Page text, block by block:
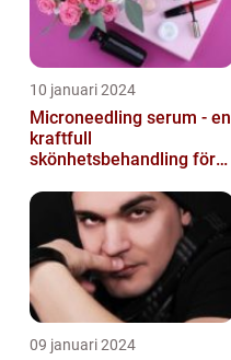
10 januari 2024
Microneedling serum - en
kraftfull
skönhetsbehandling för
09 januari 2024